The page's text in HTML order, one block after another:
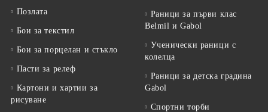
Позлата
Бои за текстил
Бои за порцелан и стъкло
Пасти за релеф
Картони и хартии за
рисуване
Раници за първи клас
Belmil и Gabol
Ученически раници с
колелца
Раници за детска градина
Gabol
Спортни торби